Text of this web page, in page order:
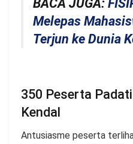
BACA JUGA:
Melepas
Terjun ke Dunia
350 Peserta
Kendal
Antusiasme peserta